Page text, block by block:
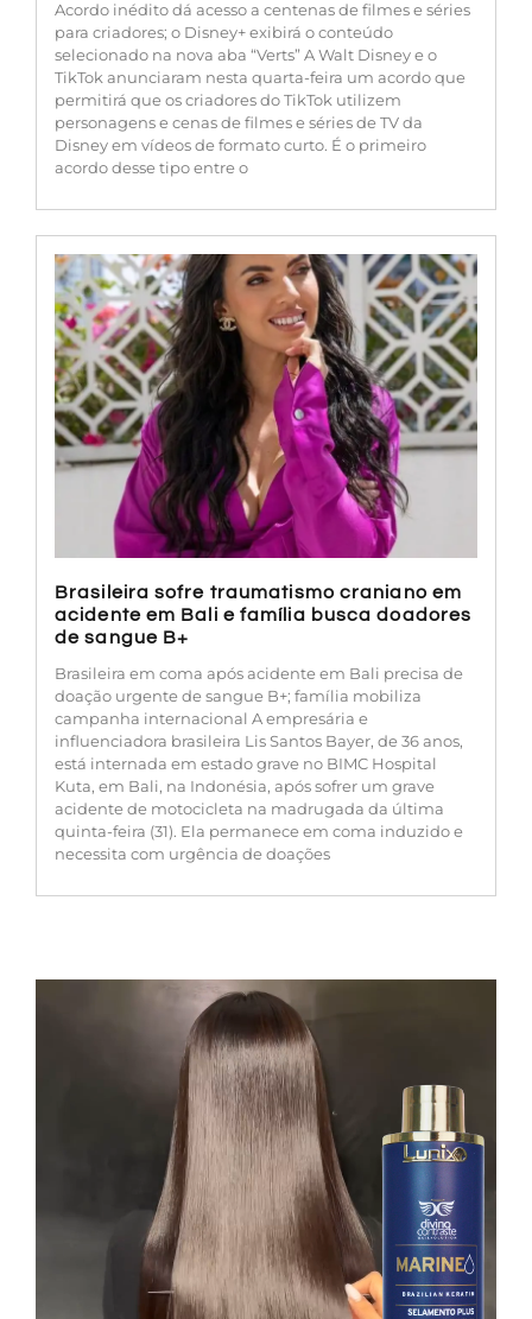
Acordo inédito dá acesso a centenas de filmes e séries
para criadores; o Disney+ exibirá o conteúdo
selecionado na nova aba “Verts” A Walt Disney e o
TikTok anunciaram nesta quarta-feira um acordo que
permitirá que os criadores do TikTok utilizem
personagens e cenas de filmes e séries de TV da
Disney em vídeos de formato curto. É o primeiro
acordo desse tipo entre o
Brasileira sofre traumatismo craniano em
acidente em Bali e família busca doadores
de sangue B+
Brasileira em coma após acidente em Bali precisa de
doação urgente de sangue B+; família mobiliza
campanha internacional A empresária e
influenciadora brasileira Lis Santos Bayer, de 36 anos,
está internada em estado grave no BIMC Hospital
Kuta, em Bali, na Indonésia, após sofrer um grave
acidente de motocicleta na madrugada da última
quinta-feira (31). Ela permanece em coma induzido e
necessita com urgência de doações